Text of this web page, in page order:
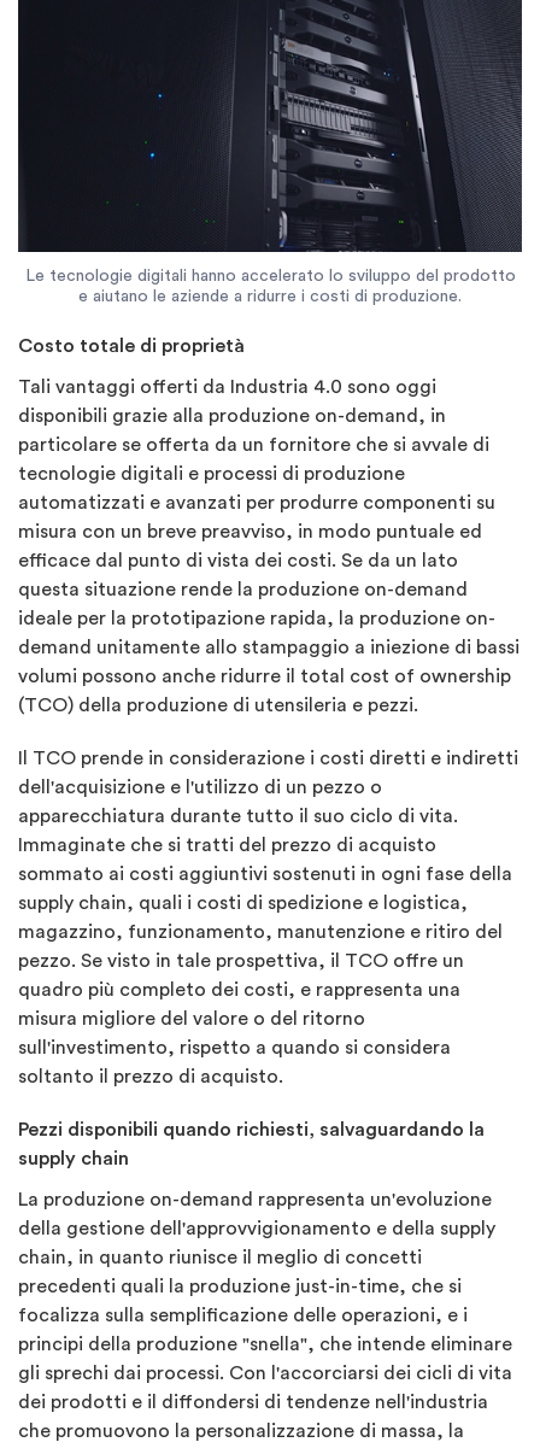
Le tecnologie digitali hanno accelerato lo sviluppo del prodotto
e aiutano le aziende a ridurre i costi di produzione.
Costo totale di proprietà
Tali vantaggi offerti da Industria 4.0 sono oggi
disponibili grazie alla produzione on-demand, in
particolare se offerta da un fornitore che si avvale di
tecnologie digitali e processi di produzione
automatizzati e avanzati per produrre componenti su
misura con un breve preavviso, in modo puntuale ed
efficace dal punto di vista dei costi. Se da un lato
questa situazione rende la produzione on-demand
ideale per la prototipazione rapida, la produzione on-
demand unitamente allo stampaggio a iniezione di bassi
volumi possono anche ridurre il total cost of ownership
(TCO) della produzione di utensileria e pezzi.
Il TCO prende in considerazione i costi diretti e indiretti
dell'acquisizione e l'utilizzo di un pezzo o
apparecchiatura durante tutto il suo ciclo di vita.
Immaginate che si tratti del prezzo di acquisto
sommato ai costi aggiuntivi sostenuti in ogni fase della
supply chain, quali i costi di spedizione e logistica,
magazzino, funzionamento, manutenzione e ritiro del
pezzo. Se visto in tale prospettiva, il TCO offre un
quadro più completo dei costi, e rappresenta una
misura migliore del valore o del ritorno
sull'investimento, rispetto a quando si considera
soltanto il prezzo di acquisto.
Pezzi disponibili quando richiesti, salvaguardando la
supply chain
La produzione on-demand rappresenta un'evoluzione
della gestione dell'approvvigionamento e della supply
chain, in quanto riunisce il meglio di concetti
precedenti quali la produzione just-in-time, che si
focalizza sulla semplificazione delle operazioni, e i
principi della produzione "snella", che intende eliminare
gli sprechi dai processi. Con l'accorciarsi dei cicli di vita
dei prodotti e il diffondersi di tendenze nell'industria
che promuovono la personalizzazione di massa, la